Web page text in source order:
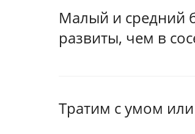
Малый и средний
развиты, чем в
Тратим с умом